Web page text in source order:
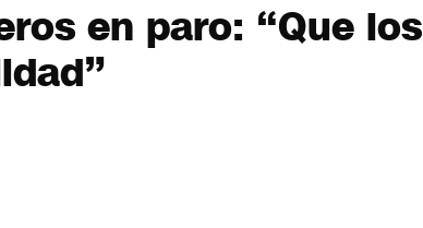
en paro: “Que los